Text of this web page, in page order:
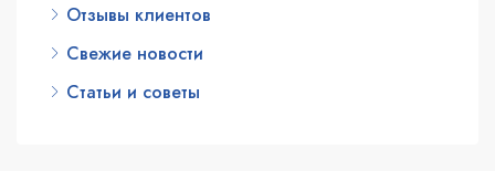
Отзывы клиентов
Свежие новости
Статьи и советы